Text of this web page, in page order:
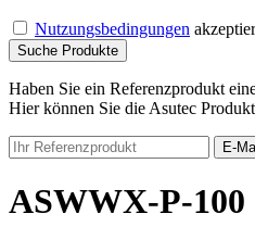
Nutzungsbedingungen
Suche Produkte
Haben Sie ein Referenzprodukt
Hier können Sie die Asutec
E-
ASWWX-P-100